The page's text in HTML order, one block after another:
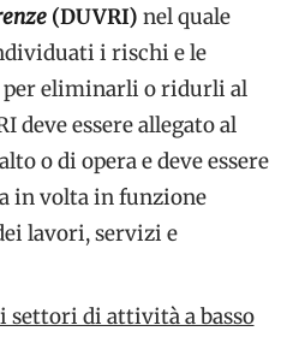
(DUVRI) nel quale
i rischi e le
eliminarli o ridurli al
deve essere allegato al
o di opera e deve essere
in volta in funzione
lavori, servizi e
settori di attività a basso